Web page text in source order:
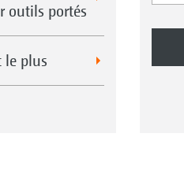
outils portés
le plus